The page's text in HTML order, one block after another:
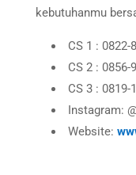
kebutuhanmu
CS 1 : 0822-
CS 2 : 0856-
CS 3 : 0819-
Instagram:
Website: